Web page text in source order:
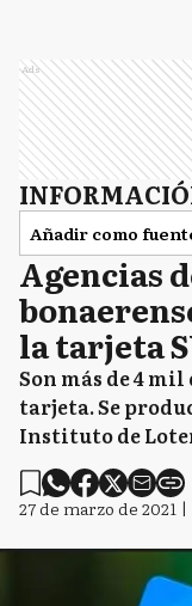
Ads
Añadir como
Agencias
la tarjeta
Son más de 4
tarjeta. Se
Instituto de
27 de marzo de 2021 |